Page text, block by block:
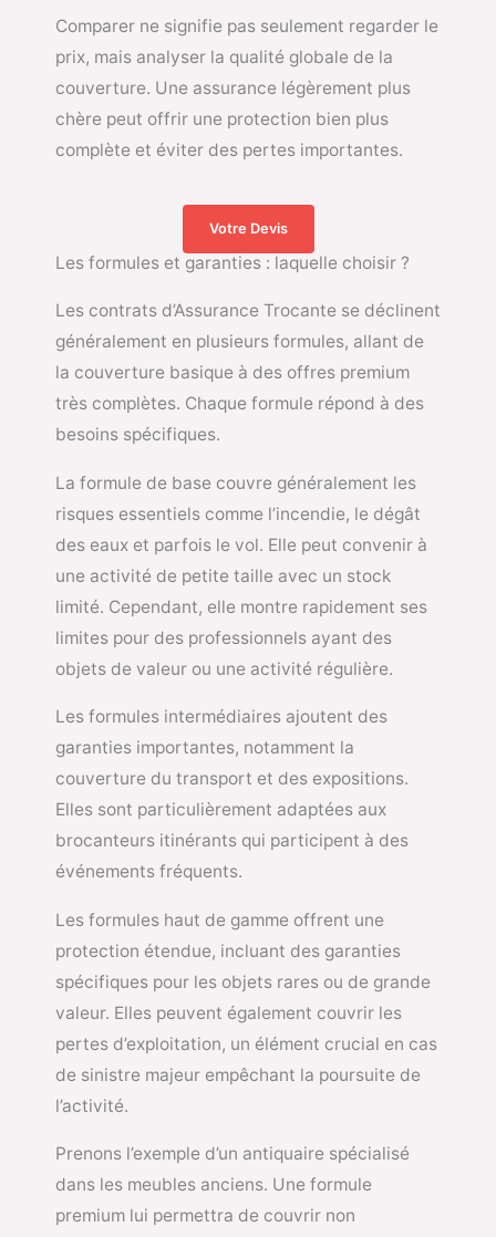
Comparer ne signifie pas seulement regarder le
prix, mais analyser la qualité globale de la
couverture. Une assurance légèrement plus
chère peut offrir une protection bien plus
complète et éviter des pertes importantes.
Votre Devis
Les formules et garanties : laquelle choisir ?
Les contrats d’Assurance Trocante se déclinent
généralement en plusieurs formules, allant de
la couverture basique à des offres premium
très complètes. Chaque formule répond à des
besoins spécifiques.
La formule de base couvre généralement les
risques essentiels comme l’incendie, le dégât
des eaux et parfois le vol. Elle peut convenir à
une activité de petite taille avec un stock
limité. Cependant, elle montre rapidement ses
limites pour des professionnels ayant des
objets de valeur ou une activité régulière.
Les formules intermédiaires ajoutent des
garanties importantes, notamment la
couverture du transport et des expositions.
Elles sont particulièrement adaptées aux
brocanteurs itinérants qui participent à des
événements fréquents.
Les formules haut de gamme offrent une
protection étendue, incluant des garanties
spécifiques pour les objets rares ou de grande
valeur. Elles peuvent également couvrir les
pertes d’exploitation, un élément crucial en cas
de sinistre majeur empêchant la poursuite de
l’activité.
Prenons l’exemple d’un antiquaire spécialisé
dans les meubles anciens. Une formule
premium lui permettra de couvrir non